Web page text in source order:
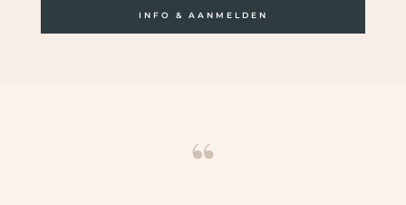
INFO & AANMELDEN
“